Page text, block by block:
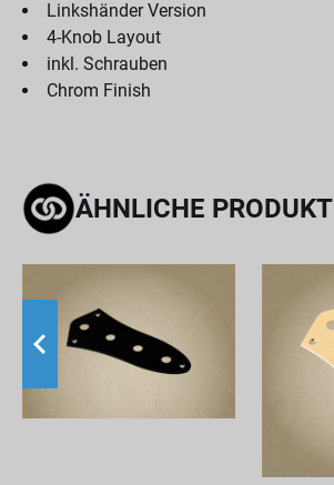
Linkshänder Version
4-Knob Layout
inkl. Schrauben
Chrom Finish
ÄHNLICHE